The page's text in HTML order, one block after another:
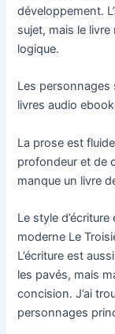
développement.
sujet, mais le
logique.
Les personnages
livres audio
La prose est
profondeur et de
manque un livre
Le style
moderne Le
L’écriture est
les pavés, mais
concision. J’ai
personnages